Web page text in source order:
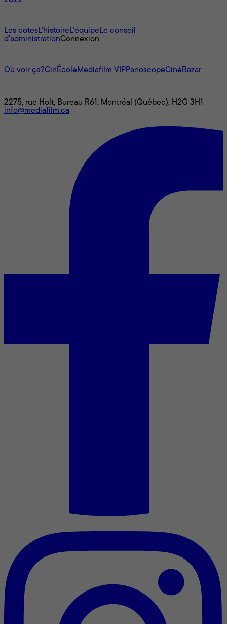
Les cotesL'histoireL’équipeLe conseil
d'administrationConnexion
Où voir ça?CinÉcoleMediafilm VIPPanoscopeCinéBazar
2275, rue Holt, Bureau R61, Montréal (Québec), H2G 3H1
info@mediafilm.ca